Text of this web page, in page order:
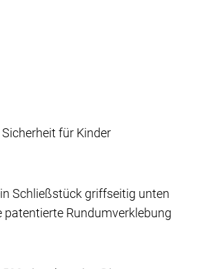
für Kinder
Schließstück griffseitig unten
Rundumverklebung